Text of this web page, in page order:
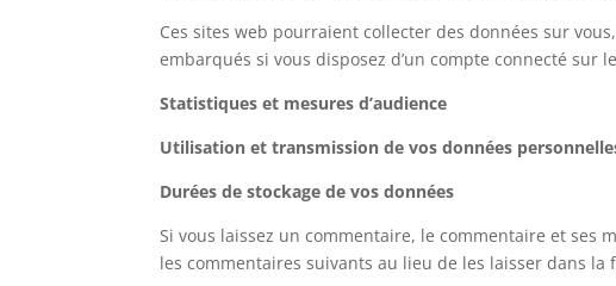
Ces sites web pourraient collecter des données sur
embarqués si vous disposez d’un compte connecté sur
Statistiques et mesures d’audience
Utilisation et transmission de vos données
Durées de stockage de vos données
Si vous laissez un commentaire, le commentaire et
les commentaires suivants au lieu de les laisser dans la